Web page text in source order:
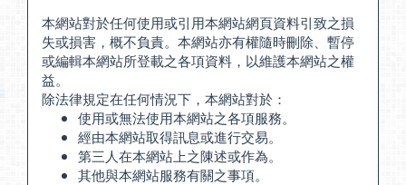
本網站對於任何使用或引用本網站網頁資料引致之損
失或損害，概不負責。本網站亦有權隨時刪除、暫停
或編輯本網站所登載之各項資料，以維護本網站之權
益。
除法律規定在任何情況下，本網站對於：
使用或無法使用本網站之各項服務。
經由本網站取得訊息或進行交易。
第三人在本網站上之陳述或作為。
其他與本網站服務有關之事項。